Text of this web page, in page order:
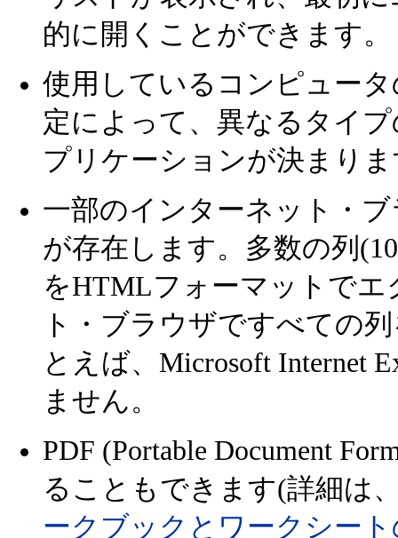
的に開くことができます。
使用しているコンピュー
定によって、異なるタイ
プリケーションが決まり
一部のインターネット・
が存在します。多数の列
をHTMLフォーマットで
ト・ブラウザですべての
とえば、Microsoft Internet
ません。
PDF (Portable Document
ることもできます(詳細は
ークブックとワークシー